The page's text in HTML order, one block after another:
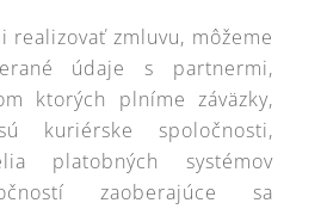
realizovať zmluvu, môžeme
údaje s partnermi,
ktorých plníme záväzky,
kuriérske spoločnosti,
platobných systémov
zaoberajúce sa